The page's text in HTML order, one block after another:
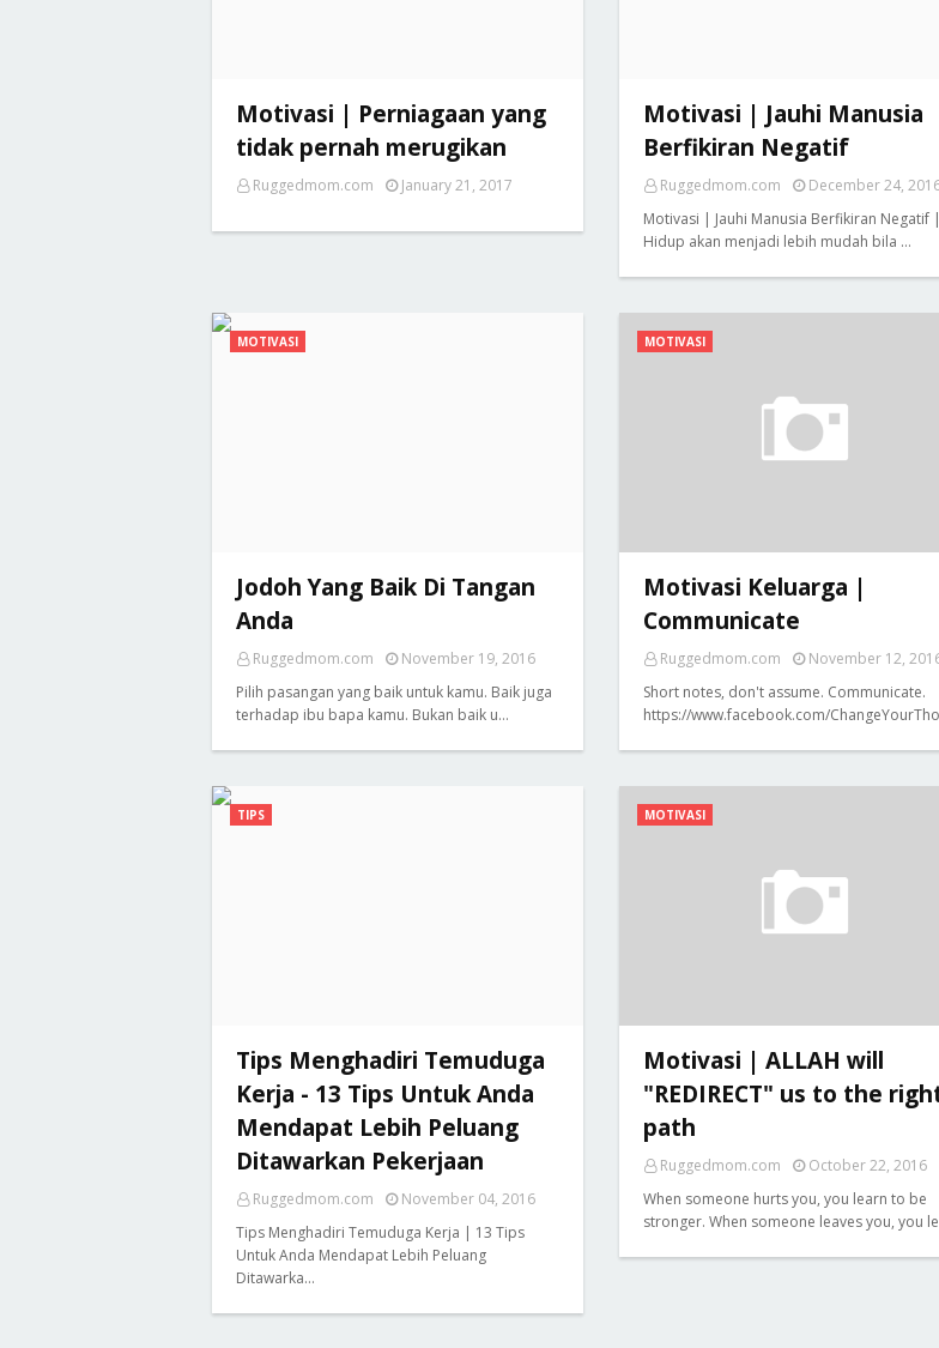
Motivasi | Perniagaan yang
tidak pernah merugikan
Ruggedmom.com January 21, 2017
Motivasi | Jauhi Manusia
Berfikiran Negatif
Ruggedmom.com
December 24,
Motivasi | Jauhi Manusia Berfikiran Negatif |
Hidup akan menjadi lebih mudah bila …
MOTIVASI
Jodoh Yang Baik Di Tangan
Anda
Ruggedmom.com
November 19, 2016
Pilih pasangan yang baik untuk kamu. Baik juga
terhadap ibu bapa kamu. Bukan baik u…
MOTIVASI
Motivasi Keluarga |
Communicate
Ruggedmom.com
November 12,
Short notes, don't assume. Communicate.
https://www.facebook.com/
TIPS
Tips Menghadiri Temuduga
Kerja - 13 Tips Untuk Anda
Mendapat Lebih Peluang
Ditawarkan Pekerjaan
Ruggedmom.com
November 04, 2016
Tips Menghadiri Temuduga Kerja | 13 Tips
Untuk Anda Mendapat Lebih Peluang
Ditawarka…
MOTIVASI
Motivasi | ALLAH will
"REDIRECT" us to the
path
Ruggedmom.com
October 22, 2016
When someone hurts you, you learn to be
stronger. When someone leaves you, you